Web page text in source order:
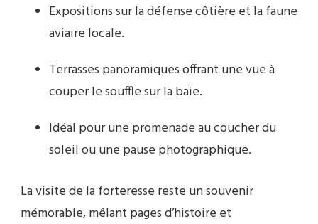
Expositions sur la défense côtière et la faune
aviaire locale.
Terrasses panoramiques offrant une vue à
couper le souffle sur la baie.
Idéal pour une promenade au coucher du
soleil ou une pause photographique.
La visite de la forteresse reste un souvenir
mémorable, mêlant pages d’histoire et